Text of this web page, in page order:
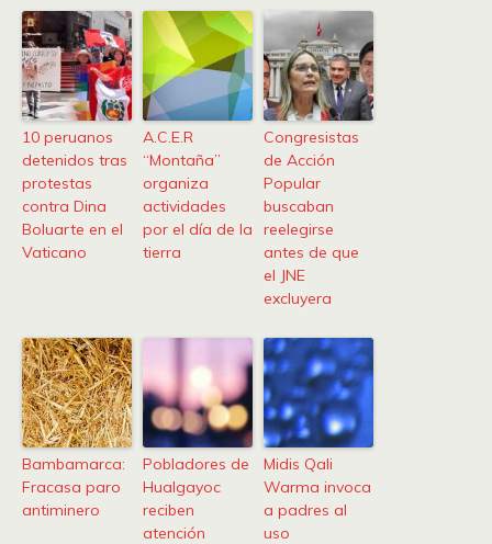
10 peruanos
detenidos tras
protestas
contra Dina
Boluarte en el
Vaticano
A.C.E.R
“Montaña”
organiza
actividades
por el día de la
tierra
Congresistas
de Acción
Popular
buscaban
reelegirse
antes de que
el JNE
excluyera
Bambamarca:
Fracasa paro
antiminero
Pobladores de
Hualgayoc
reciben
atención
Midis Qali
Warma invoca
a padres al
uso